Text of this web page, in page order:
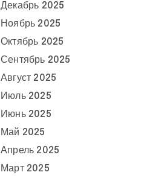
Декабрь 2025
Ноябрь 2025
Октябрь 2025
Сентябрь 2025
Август 2025
Июль 2025
Июнь 2025
Май 2025
Апрель 2025
Март 2025